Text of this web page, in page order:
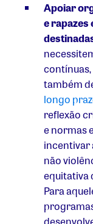
Apoiar
e rapazes
também
longo
reflexão
e normas
incentivar
não
equitativa
Para